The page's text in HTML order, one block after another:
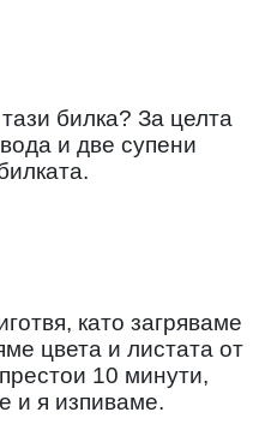
билка? За целта
и две супени
като загряваме
цвета и листата от
10 минути,
и я изпиваме.